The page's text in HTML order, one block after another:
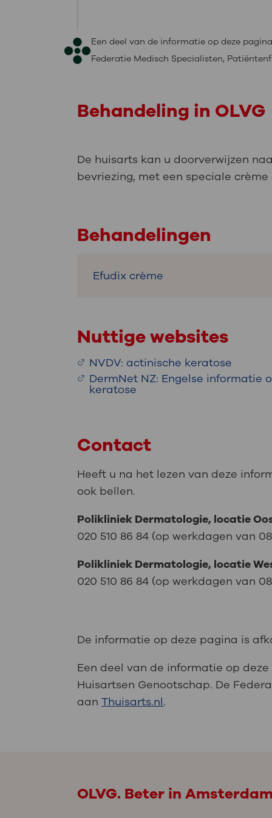
Een deel van de informatie op deze
Federatie Medisch Specialisten,
Behandeling in OLVG
De huisarts kan u doorverwijzen
bevriezing, met een speciale
Behandelingen
Efudix crème
Nuttige websites
NVDV: actinische keratose
DermNet NZ: Engelse informatie
keratose
Contact
Heeft u na het lezen van deze
ook bellen.
Polikliniek Dermatologie, locatie
020 510 86 84 (op werkdagen van
Polikliniek Dermatologie, locatie
020 510 86 84 (op werkdagen van
De informatie op deze pagina is
Een deel van de informatie op
Huisartsen Genootschap. De
aanThuisarts.nl.
OLVG. Beter in